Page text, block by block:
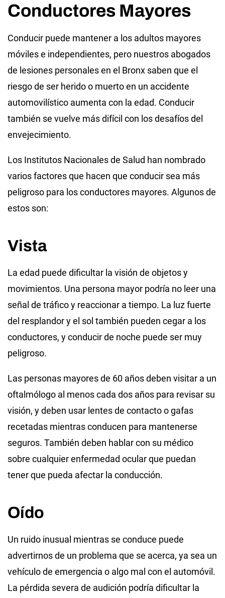
Conductores Mayores
Conducir puede mantener a los adultos mayores
móviles e independientes, pero nuestros abogados
de lesiones personales en el Bronx saben que el
riesgo de ser herido o muerto en un accidente
automovilístico aumenta con la edad. Conducir
también se vuelve más difícil con los desafíos del
envejecimiento.
Los Institutos Nacionales de Salud han nombrado
varios factores que hacen que conducir sea más
peligroso para los conductores mayores. Algunos de
estos son:
Vista
La edad puede dificultar la visión de objetos y
movimientos. Una persona mayor podría no leer una
señal de tráfico y reaccionar a tiempo. La luz fuerte
del resplandor y el sol también pueden cegar a los
conductores, y conducir de noche puede ser muy
peligroso.
Las personas mayores de 60 años deben visitar a un
oftalmólogo al menos cada dos años para revisar su
visión, y deben usar lentes de contacto o gafas
recetadas mientras conducen para mantenerse
seguros. También deben hablar con su médico
sobre cualquier enfermedad ocular que puedan
tener que pueda afectar la conducción.
Oído
Un ruido inusual mientras se conduce puede
advertirnos de un problema que se acerca, ya sea un
vehículo de emergencia o algo mal con el automóvil.
La pérdida severa de audición podría dificultar la